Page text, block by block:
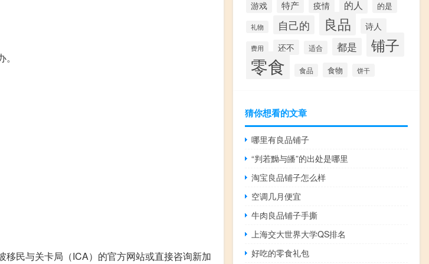
民与关卡局（ICA）的官方网站或直接咨询新加
游戏 特产 疫情 的人 的是
礼物 自己的 良品 诗人
费用 还不 适合 都是 铺子
零食 食品 食物 饼干
猜你想看的文章
哪里有良品铺子
“判若黝与皤”的出处是哪里
淘宝良品铺子怎么样
空调几月便宜
牛肉良品铺子手撕
上海交大世界大学QS排名
好吃的零食礼包